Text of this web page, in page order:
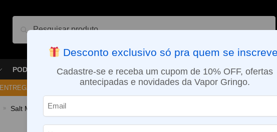
Pesquisar
PODS VAPORIZADOR DE ERVAS E-LIQUÍDOS NICOTINA ORAL
ENTREGA NO MESMO DIA EM SÃO PAULO (SEG A SEX): PEDIDOS APROVADOS ATÉ
» Salt Mentolados
Líquido OFF
Desconto exclusivo só pra quem se
Cadastre-se e receba um cupom de 10% OFF, ofertas
antecipadas e novidades da Vapor Gringo.